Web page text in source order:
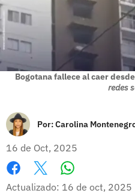
Bogotana fallece al caer
redes
Por:Carolina
16 de Oct, 2025
Facebook
X
Actualizado: 16 de oct, 2025